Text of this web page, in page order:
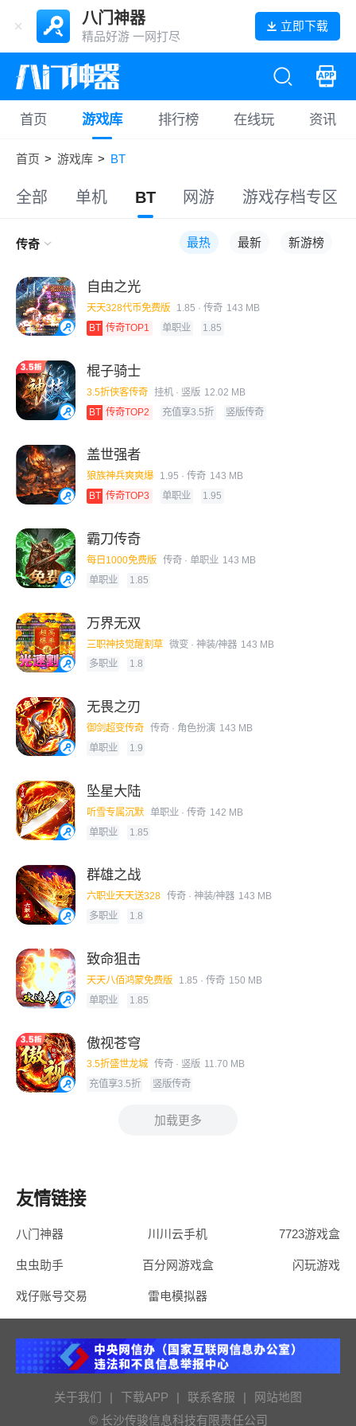
八门神器
精品好游 一网打尽
立即下载
首页 游戏库 排行榜 在线玩 资讯
首页 > 游戏库 > BT
全部 单机 BT 网游 游戏存档专区
传奇 最热 最新 新游榜
自由之光
天天328代币免费版 1.85 · 传奇 143 MB
BT 传奇TOP1 单职业 1.85
棍子骑士
3.5折侠客传奇 挂机· 竖版 12.02 MB
BT 传奇TOP2 充值享3.5折 竖版传奇
盖世强者
狼族神兵爽爽爆 1.95 · 传奇 143 MB
BT 传奇TOP3 单职业 1.95
霸刀传奇
每日1000免费版 传奇· 单职业 143 MB
单职业
1.85
万界无双
三职神技觉醒割草 微变· 神装/神器 143 MB
多职业
1.8
无畏之刃
御剑超变传奇 传奇· 角色扮演 143 MB
单职业
1.9
坠星大陆
听雪专属沉默 单职业· 传奇 142 MB
单职业
1.85
群雄之战
六职业天天送328 传奇· 神装/神器 143 MB
多职业
1.8
致命狙击
天天八佰鸿蒙免费版 1.85 · 传奇 150 MB
单职业
1.85
傲视苍穹
3.5折盛世龙城 传奇· 竖版 11.70 MB
充值享3.5折
竖版传奇
加载更多
友情链接
八门神器 川川云手机 7723游戏盒
虫虫助手 百分网游戏盒 闪玩游戏
戏仔账号交易 雷电模拟器
关于我们 | 下载APP | 联系客服 |
网站地图
© 长沙传骏信息科技有限责任公司